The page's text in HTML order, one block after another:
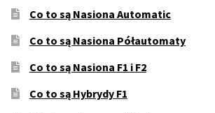
Co to są Nasiona Automatic
Co to są Nasiona Półautomaty
Co to są Nasiona F1 i F2
Co to są Hybrydy F1